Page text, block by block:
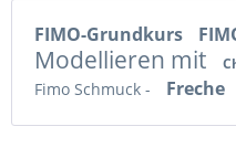
FIMO-Grundkurs
Modellieren mit
Fimo Schmuck -
Freche